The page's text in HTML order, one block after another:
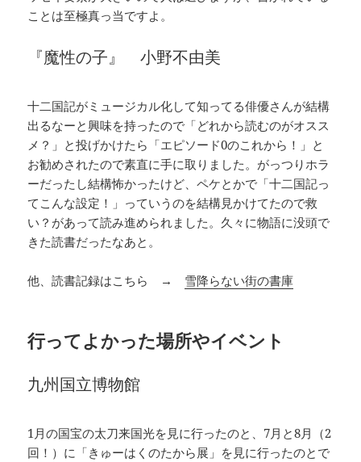
ことは至極真っ当ですよ。
『魔性の子』 小野不由美
十二国記がミュージカル化して知ってる俳優さんが結構
出るなーと興味を持ったので「どれから読むのがオスス
メ？」と投げかけたら「エピソード0のこれから！」と
お勧めされたので素直に手に取りました。がっつりホラ
ーだったし結構怖かったけど、ペケとかで「十二国記っ
てこんな設定！」っていうのを結構見かけてたので救
い？があって読み進められました。久々に物語に没頭で
きた読書だったなあと。
他、読書記録はこちら → 雪降らない街の書庫
行ってよかった場所やイベント
九州国立博物館
1月の国宝の太刀来国光を見に行ったのと、7月と8月（2
回！）に「きゅーはくのたから展」を見に行ったのとで